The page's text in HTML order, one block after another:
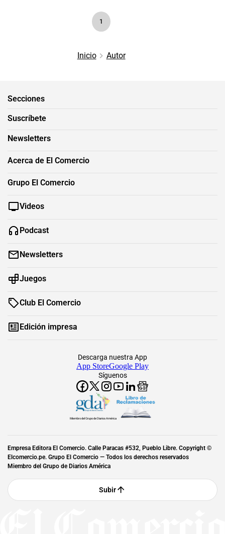
1
Inicio Autor
Secciones
Suscríbete
Newsletters
Acerca de El Comercio
Grupo El Comercio
Videos
Podcast
Newsletters
Juegos
Club El Comercio
Edición impresa
Síguenos
Descarga nuestra App
App StoreGoogle Play
Miembro del Grupo de Diarios América
Empresa Editora El Comercio. Calle Paracas #532, Pueblo Libre. Copyright ©
Elcomercio.pe. Grupo El Comercio — Todos los derechos reservados
Miembro del Grupo de Diarios América
Subir